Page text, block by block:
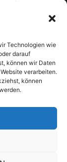
Technologien wie
darauf
können wir Daten
verarbeiten.
können